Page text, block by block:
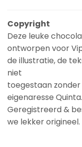
Copyright
Deze leuke
ontworpen voor
de illustratie, de
niet
toegestaan
eigenaresse Quinta.
Geregistreerd &
we lekker origineel.